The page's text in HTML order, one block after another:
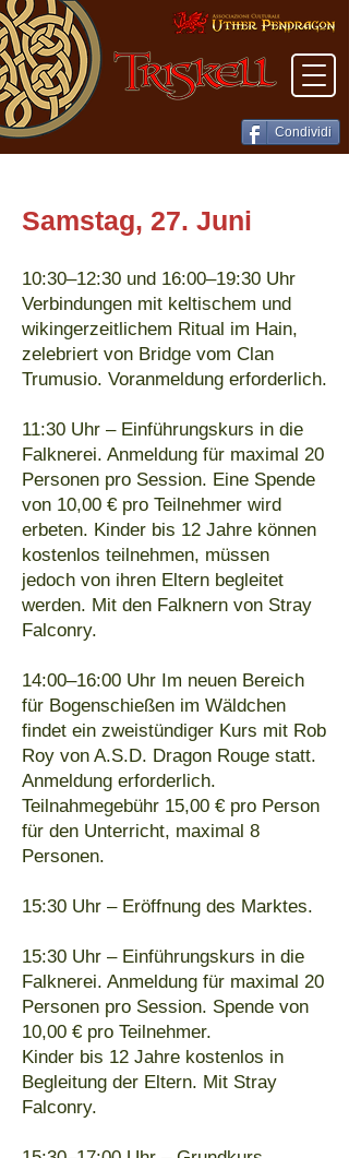
Condividi
Samstag, 27. Juni
10:30–12:30 und 16:00–19:30 Uhr
Verbindungen mit keltischem und
wikingerzeitlichem Ritual im Hain,
zelebriert von Bridge vom Clan
Trumusio. Voranmeldung erforderlich.
11:30 Uhr – Einführungskurs in die
Falknerei. Anmeldung für maximal 20
Personen pro Session. Eine Spende
von 10,00 € pro Teilnehmer wird
erbeten. Kinder bis 12 Jahre können
kostenlos teilnehmen, müssen
jedoch von ihren Eltern begleitet
werden. Mit den Falknern von Stray
Falconry.
14:00–16:00 Uhr Im neuen Bereich
für Bogenschießen im Wäldchen
findet ein zweistündiger Kurs mit Rob
Roy von A.S.D. Dragon Rouge statt.
Anmeldung erforderlich.
Teilnahmegebühr 15,00 € pro Person
für den Unterricht, maximal 8
Personen.
15:30 Uhr – Eröffnung des Marktes.
15:30 Uhr – Einführungskurs in die
Falknerei. Anmeldung für maximal 20
Personen pro Session. Spende von
10,00 € pro Teilnehmer.
Kinder bis 12 Jahre kostenlos in
Begleitung der Eltern. Mit Stray
Falconry.